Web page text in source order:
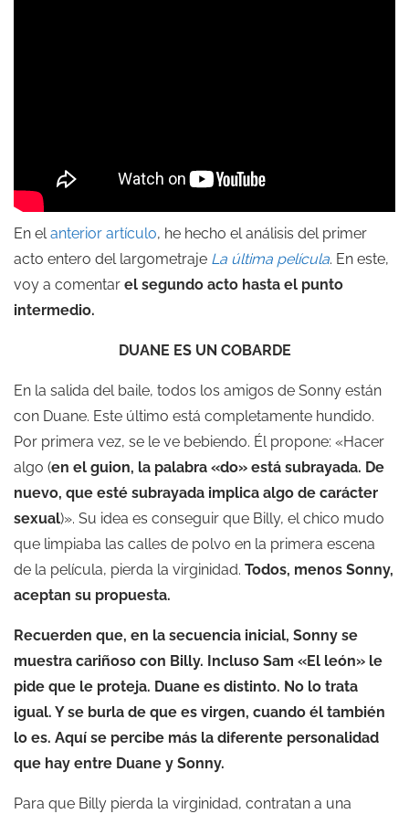
En elanterior artículo, he hecho el análisis del primer
acto entero del largometraje La última película. En este,
voy a comentar el segundo acto hasta el punto
intermedio.
DUANE ES UN COBARDE
En la salida del baile, todos los amigos de Sonny están
con Duane. Este último está completamente hundido.
Por primera vez, se le ve bebiendo. Él propone: «Hacer
algo (en el guion, la palabra «do» está subrayada. De
nuevo, que esté subrayada implica algo de carácter
sexual)». Su idea es conseguir que Billy, el chico mudo
que limpiaba las calles de polvo en la primera escena
de la película, pierda la virginidad. Todos, menos Sonny,
aceptan su propuesta.
Recuerden que, en la secuencia inicial, Sonny se
muestra cariñoso con Billy. Incluso Sam «El león» le
pide que le proteja. Duane es distinto. No lo trata
igual. Y se burla de que es virgen, cuando él también
lo es. Aquí se percibe más la diferente personalidad
que hay entre Duane y Sonny.
Para que Billy pierda la virginidad, contratan a una